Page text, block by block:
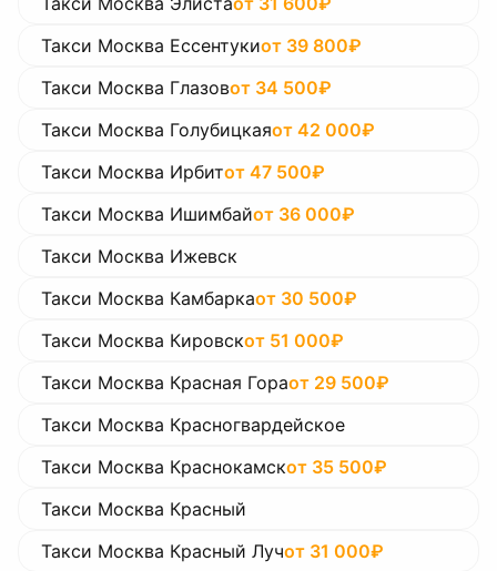
Такси Москва Ессентукиот 39 800₽
Такси Москва Глазовот 34 500₽
Такси Москва Голубицкаяот 42 000₽
Такси Москва Ирбитот 47 500₽
Такси Москва Ишимбайот 36 000₽
Такси Москва Ижевск
Такси Москва Камбаркаот 30 500₽
Такси Москва Кировскот 51 000₽
Такси Москва Красная Гораот 29 500₽
Такси Москва Красногвардейское
Такси Москва Краснокамскот 35 500₽
Такси Москва Красный
Такси Москва Красный Лучот 31 000₽